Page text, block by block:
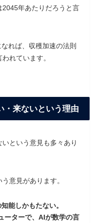
年あたりだろうと言
れば、収穫加速の法則
れています。
・来ないという理由
という意見も多々あり
う意見があります。
能しかもたない。
ーターで、AIが数学の言